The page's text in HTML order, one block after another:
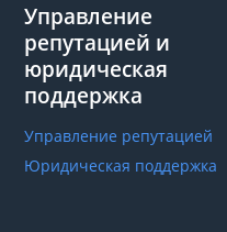
Управление
репутацией и
юридическая
поддержка
Управление репутацией
Юридическая поддержка